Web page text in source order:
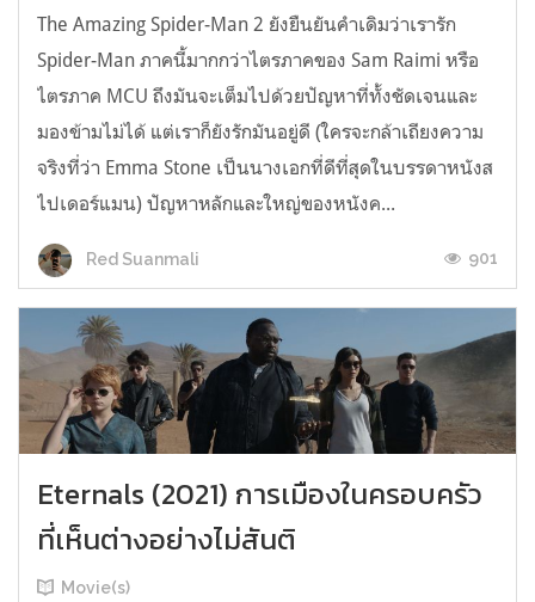
The Amazing Spider-Man 2 ยังยืนยันคำเดิมว่าเรารัก
Spider-Man ภาคนี้มากกว่าไตรภาคของ Sam Raimi หรือ
ไตรภาค MCU ถึงมันจะเต็มไปด้วยปัญหาที่ทั้งชัดเจนและ
มองข้ามไม่ได้ แต่เราก็ยังรักมันอยู่ดี (ใครจะกล้าเถียงความ
จริงที่ว่า Emma Stone เป็นนางเอกที่ดีที่สุดในบรรดาหนังส
ไปเดอร์แมน) ปัญหาหลักและใหญ่ของหนังค...
Red Suanmali 901
Eternals (2021) การเมืองในครอบครัว
ที่เห็นต่างอย่างไม่สันติ
Movie(s)